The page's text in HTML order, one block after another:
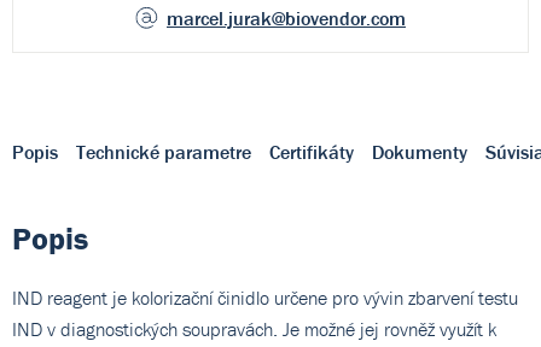
marcel.jurak@biovendor.com
Popis Technické parametre Certifikáty Dokumenty
Popis
IND reagent je kolorizační činidlo určene pro vývin zbarvení testu
IND v diagnostických soupravách. Je možné jej rovněž využít k